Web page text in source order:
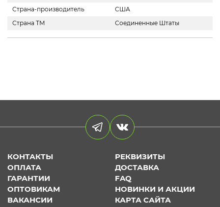
Страна-производитель
США
Страна ТМ
Соединенные Штаты
КОНТАКТЫ
РЕКВИЗИТЫ
ОПЛАТА
ДОСТАВКА
ГАРАНТИИ
FAQ
ОПТОВИКАМ
НОВИНКИ И АКЦИИ
ВАКАНСИИ
КАРТА САЙТА